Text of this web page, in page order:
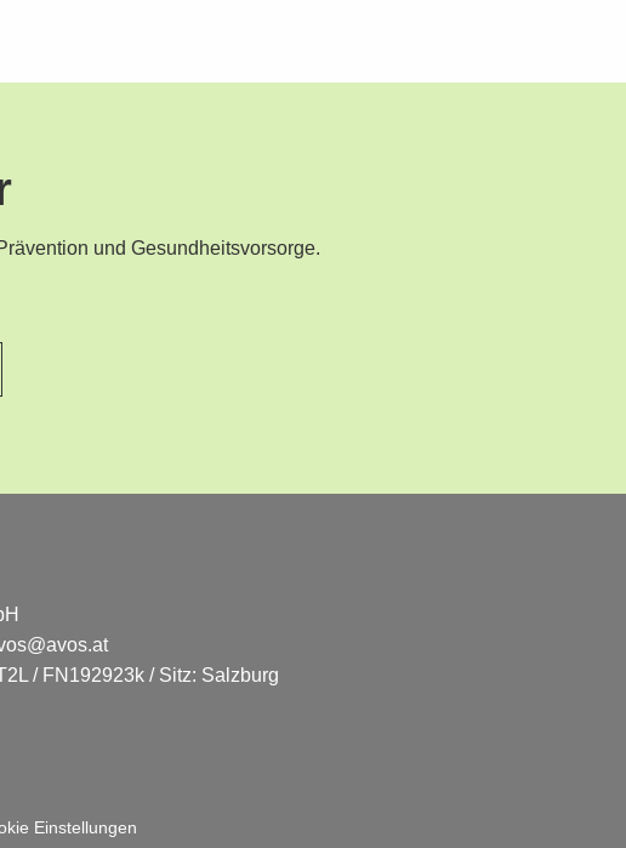
und Gesundheitsvorsorge.
/ FN192923k / Sitz: Salzburg
Einstellungen